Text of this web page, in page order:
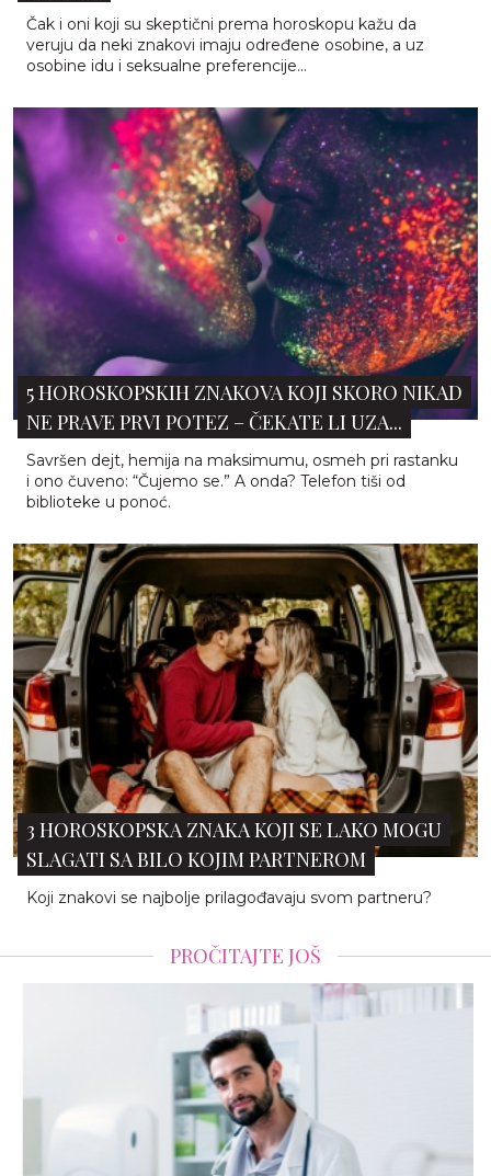
Čak i oni koji su skeptični prema horoskopu kažu da
veruju da neki znakovi imaju određene osobine, a uz
osobine idu i seksualne preferencije...
5 HOROSKOPSKIH ZNAKOVA KOJI SKORO NIKAD
NE PRAVE PRVI POTEZ – ČEKATE LI UZA...
Savršen dejt, hemija na maksimumu, osmeh pri rastanku
i ono čuveno: “Čujemo se.” A onda? Telefon tiši od
biblioteke u ponoć.
3 HOROSKOPSKA ZNAKA KOJI SE LAKO MOGU
SLAGATI SA BILO KOJIM PARTNEROM
Koji znakovi se najbolje prilagođavaju svom partneru?
PROČITAJTE JOŠ